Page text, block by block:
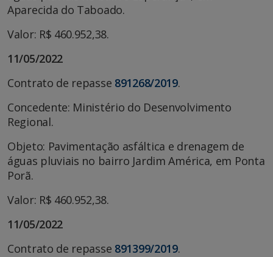
Aparecida do Taboado.
Valor: R$ 460.952,38.
11/05/2022
Contrato de repasse 891268/2019.
Concedente: Ministério do Desenvolvimento
Regional.
Objeto: Pavimentação asfáltica e drenagem de
águas pluviais no bairro Jardim América, em Ponta
Porã.
Valor: R$ 460.952,38.
11/05/2022
Contrato de repasse 891399/2019.